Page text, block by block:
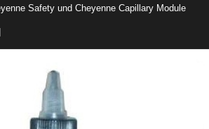
Safety und Cheyenne Capillary Module